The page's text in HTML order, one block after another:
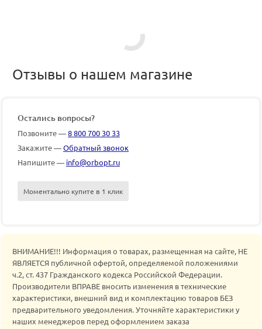
Отзывы о нашем магазине
Остались вопросы?
Позвоните —8 800 700 30 33
Закажите —Обратный звонок
Напишите — info@orbopt.ru
Моментально купите в 1 клик
ВНИМАНИЕ!!! Информация о товарах, размещенная на сайте, НЕ
ЯВЛЯЕТСЯ публичной офертой, определяемой положениями
ч.2, ст. 437 Гражданского кодекса Российской Федерации.
Производители ВПРАВЕ вносить изменения в технические
характеристики, внешний вид и комплектацию товаров БЕЗ
предварительного уведомления. Уточняйте характеристики у
наших менеджеров перед оформлением заказа